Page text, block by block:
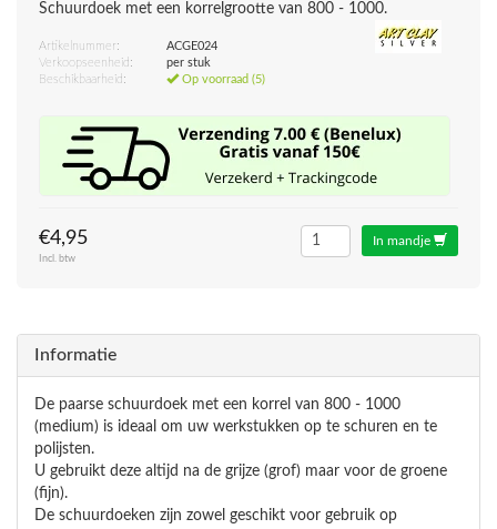
Schuurdoek met een korrelgrootte van 800 - 1000.
Artikelnummer:
ACGE024
Verkoopseenheid:
per stuk
Beschikbaarheid:
Op voorraad (5)
€4,95
Incl. btw
In mandje
Informatie
De paarse schuurdoek met een korrel van 800 - 1000
(medium) is ideaal om uw werkstukken op te schuren en te
polijsten.
U gebruikt deze altijd na de grijze (grof) maar voor de groene
(fijn).
De schuurdoeken zijn zowel geschikt voor gebruik op